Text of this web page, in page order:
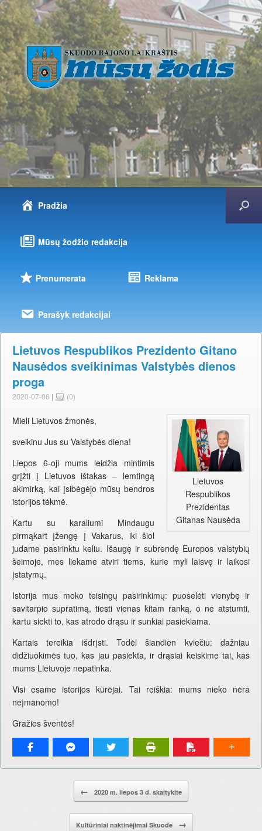
Pradžia
Mūsų žodžio redakcija
Prenumerata Reklama
Parašyk redakcijai
Lietuvos Respublikos Prezidento Gitano
Nausėdos sveikinimas Valstybės dienos
proga
2020-07-06 | (0)
Lietuvos
Respublikos
Prezidentas
Gitanas Nausėda
Mieli Lietuvos žmonės,
sveikinu Jus su Valstybės diena!
Liepos 6-oji mums leidžia mintimis
grįžti į Lietuvos ištakas – lemtingą
akimirką, kai įsibėgėjo mūsų bendros
istorijos tėkmė.
Kartu su karaliumi Mindaugu
pirmąkart įžengę į Vakarus, iki šiol
judame pasirinktu keliu. Išaugę ir subrendę Europos valstybių
šeimoje, mes liekame atviri tiems, kurie myli laisvę ir laikosi
įstatymų.
Istorija mus moko teisingų pasirinkimų: puoselėti vienybę ir
savitarpio supratimą, tiesti vienas kitam ranką, o ne atstumti,
kartu siekti to, kas atrodo drąsu ir sunkiai pasiekiama.
Kartais tereikia išdrįsti. Todėl šiandien kviečiu: dažniau
didžiuokimės tuo, kas jau pasiekta, ir drąsiai keiskime tai, kas
mums Lietuvoje nepatinka.
Visi esame istorijos kūrėjai. Tai reiškia: mums nieko nėra
neįmanomo!
Gražios šventės!
← 2020 m. liepos 3 d. skaitykite
Kultūriniai naktinėjimai Skuode →